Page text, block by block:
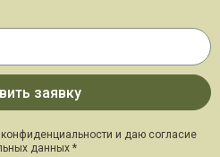
и даю согласие
данных *